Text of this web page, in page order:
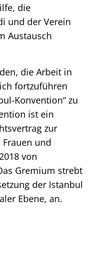
die
und der Verein
Austausch
die Arbeit in
fortzuführen
Konvention“ zu
ist ein
zur
und
von
Gremium strebt
der Istanbul
Ebene, an.